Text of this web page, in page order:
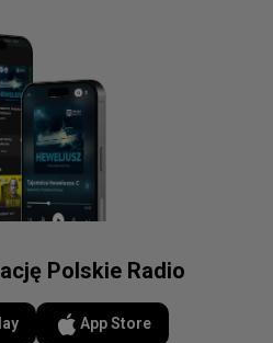
Polskie Radio
App Store